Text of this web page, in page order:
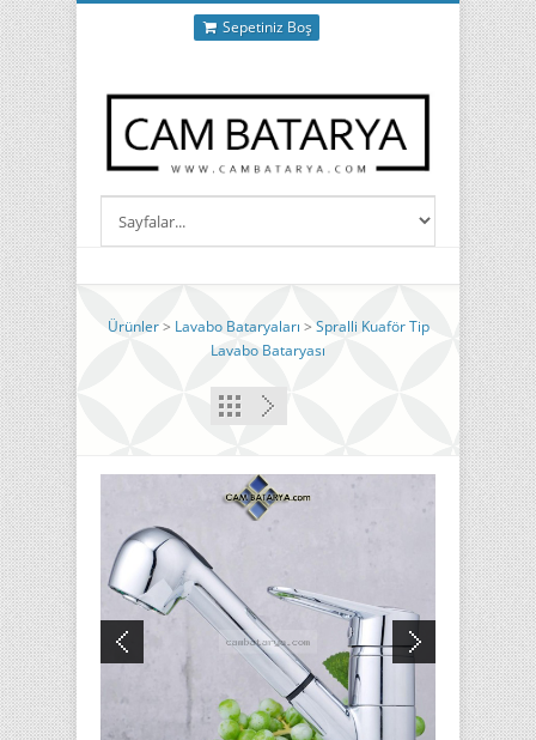
Sepetiniz Boş
Ürünler> Lavabo Bataryaları > Spralli Kuaför Tip
Lavabo Bataryası